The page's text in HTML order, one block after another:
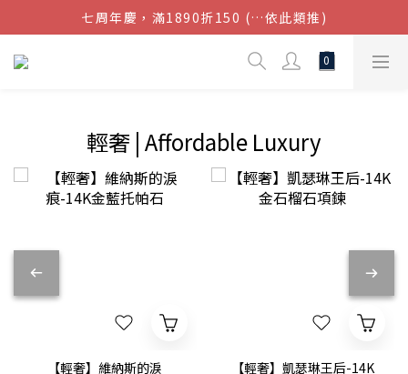
結帳金額滿$1080超取免運
七周年慶，滿1890折150 (…依此類推)
點我加入官方LINE帳號，獲得50元現金券
輕奢 | Affordable Luxury
【輕奢】維納斯的淚
【輕奢】凱瑟琳王后-14K